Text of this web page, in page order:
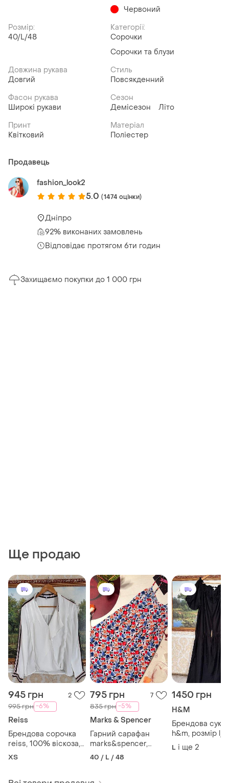
Червоний
Розмір:
40/L/48
Категорії:
Сорочки
Сорочки та блузи
Довжина рукава
Довгий
Стиль
Повсякденний
Фасон рукава
Широкі рукави
Сезон
Демісезон
Літо
Принт
Квітковий
Матеріал
Поліестер
Продавець
fashion_look2
5.0 (1474 оцінки)
Дніпро
92% виконаних замовлень
Відповідає протягом 6ти годин
Захищаємо покупки до 1 000 грн
Ще продаю
945 грн 2
995 грн -6%
Reiss
Брендова сорочка
reiss, 100% віскоза,
розмір 6/34 або xs
ХS
795 грн 7
835 грн -5%
Marks & Spencer
Гарний сарафан
marks&spencer,
100% віскоза, розмір
12/40 або l
40 / L / 48
1450 грн
H&M
Брендова
h&m, розмір l/
чорна
L і ще 2